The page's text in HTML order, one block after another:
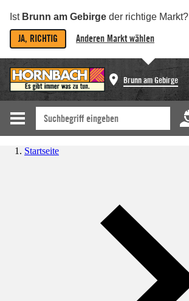
Ist Brunn am Gebirge der richtige Markt?
JA, RICHTIG Anderen Markt wählen
Brunn am Gebirge
Startseite